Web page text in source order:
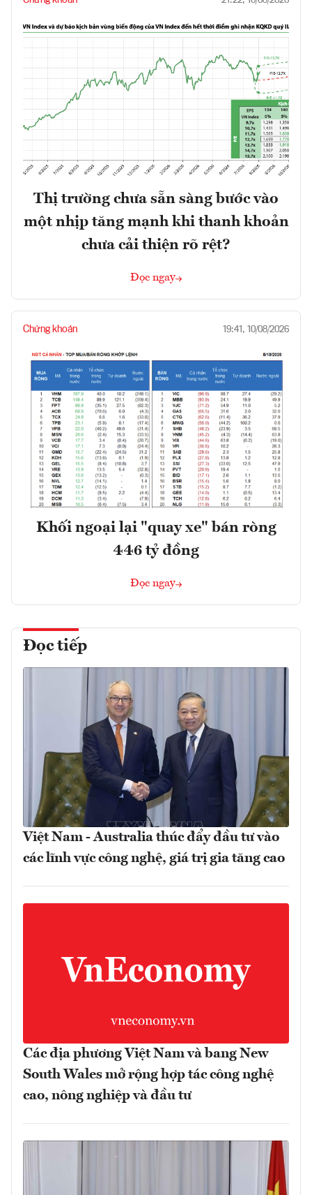
Thị trường chưa sẵn sàng bước vào
một nhịp tăng mạnh khi thanh khoản
chưa cải thiện rõ rệt?
Đọc ngay
Chứng khoán 19:41, 10/08/2026
Khối ngoại lại "quay xe" bán ròng
446 tỷ đồng
Đọc ngay
Đọc tiếp
Việt Nam - Australia thúc đẩy đầu tư vào
các lĩnh vực công nghệ, giá trị gia tăng cao
Các địa phương Việt Nam và bang New
South Wales mở rộng hợp tác công nghệ
cao, nông nghiệp và đầu tư